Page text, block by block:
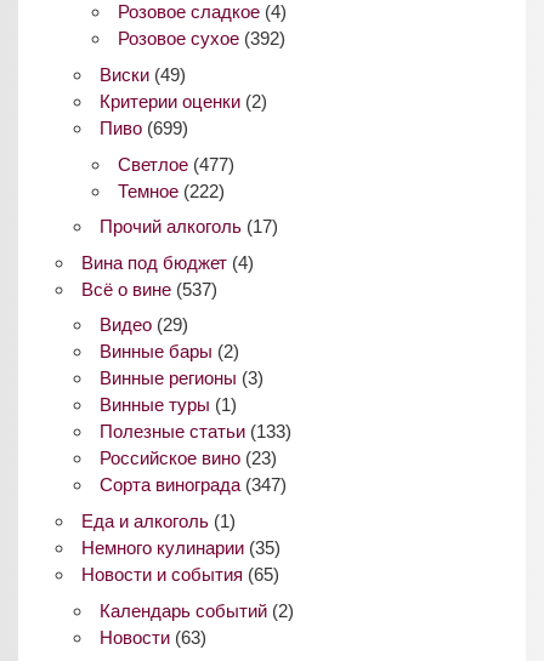
Розовое сладкое (4)
Розовое сухое (392)
Виски(49)
Критерии оценки(2)
Пиво(699)
Светлое (477)
Темное (222)
Прочий алкоголь(17)
Вина под бюджет(4)
Всё о вине(537)
Видео(29)
Винные бары (2)
Винные регионы (3)
Винные туры (1)
Полезные статьи(133)
Российское вино(23)
Сорта винограда(347)
Еда и алкоголь(1)
Немного кулинарии(35)
Новости и события (65)
Календарь событий(2)
Новости(63)